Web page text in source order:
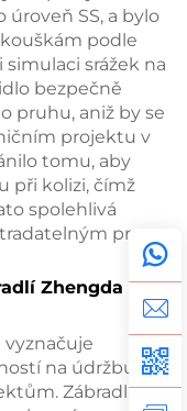
úroveň SS, a bylo
podle
simulaci srážek na
bezpečně
pruhu, aniž by se
projektu v
tomu, aby
při kolizi, čímž
spolehlivá
pro
Zhengda z
vyznačuje
na údržbu,
Zábradlí má